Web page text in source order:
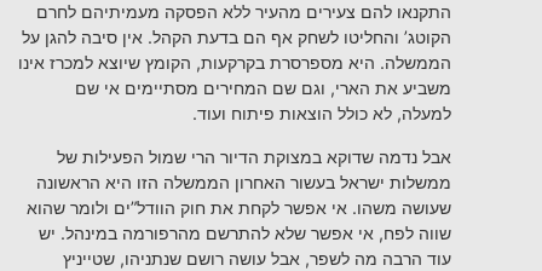
התקנאו להם צעירים מהעיר ללא הפסקה מעמיתיהם לחרם
הקוטג’ והחליטו לשחק אף הם בדעת הקהל. אין סיבה להגן על
הממשלה. היא מספרסרת בקרקעות, הקומץ שיוצא למכרז אינו
משביע את הארי, וגם שם המחירים מסתיימים אי שם
למעלה, לא כולל הוצאות פיתוח ועוד.
אבל נדמה שדוקא במצוקת הדיור הרי שמול הפעילות של
ממשלות ישראל בעשור האחרון הממשלה הזו היא הראשונה
שעושה משהו. אי אפשר לקחת את חוק הוודל”ים ולומר שהוא
שווה לפח, אי אפשר שלא להתרשם מהרפורמה במינהל. יש
עוד הרבה מה לשפר, אבל עושה רושם שנתניהו, שטייניץ